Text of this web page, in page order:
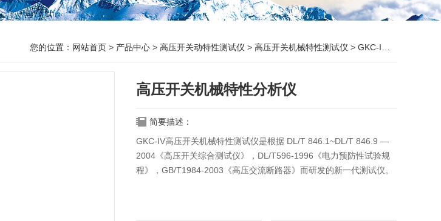
您的位置： 网站首页 > 产品中心 > 高压开关动特性测试仪 > 高压开关机械特性测试仪 > GKC-IV高压开关机械特性分析仪
高压开关机械特性分析仪
简要描述：
GKC-IV高压开关机械特性测试仪是根据 DL/T 846.1~DL/T 846.9 —
2004《高压开关综合测试仪》，DL/T596-1996《电力预防性试验规
程》，GB/T1984-2003《高压交流断路器》而研发的新一代测试仪。